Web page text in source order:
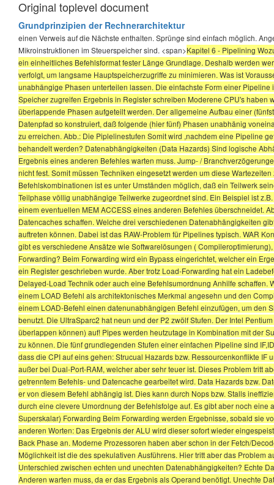
Original toplevel document
Grundprinzipien der Rechnerarchitektur
einen Verweis auf die Nächste enthalten. Sprünge sind einfach möglich.
Mikroinstruktionen im Steuerspeicher sind. <span>Kapitel 6 - Pipelining
ein einheitliches Befehlsformat fester Länge Grundlage. Deshalb werden
verfolgt, um langsame Hauptspeicherzugriffe zu minimieren. Was ist
unabhängige Phasen unterteilen lassen. Die einfachste Form einer
Speicher zugreifen Ergebnis in Register schreiben Moderene CPU's
überlappende Phasen aufgeteilt werden. Der allgemeine Aufbau einer
Datenpfad so konstruiert, daß folgende (hier fünf) Phasen unabhänig
zu erreichen. Abb.: Die Piplelinestufen Somit wird ,nachdem eine Pipeline
behandelt werden? Datenabhängigkeiten (Data Hazards) Sind logische
Ergebnis eines anderen Befehles warten muss. Jump- /
nicht fest. Somit müssen Techniken eingesetzt werden um diese
Befehlskombinationen ist es unter Umständen möglich, daß ein Teilwerk
Teilphase völlig unabhängige Teilwerke zugeordnet sind. Ein Beispiel ist
einem eventuellen MEM ACCESS eines anderen Befehles überschneidet.
Datencaches schaffen. Welche drei verschiedenen Datenabhängigkeiten
auftreten können. Dabei ist das RAW-Problem für Pipelines typisch. WAR
gibt es verschiedene Ansätze wie Softwarelösungen (
Forwarding? Beim Forwarding wird ein Bypass eingerichtet, welcher ein
ein Register geschrieben wurde. Aber trotz Load-Forwarding hat ein
Delayed-Load Technik oder auch eine Befehlsumordnung Anhilfe
einem LOAD Befehl als architektonisches Merkmal angesehn und den
einem LOAD-Befehl einen datenunabhängigen Befehl einzufügen, um den
benutzt. Die UltraSparc2 hat neun und der P2 zwölf Stufen. Der Intel
überlappen können) auf! Pipes werden heutzutage in Kombination mit der
zu können. Die fünf grundlegenden Stufen einer einfachen Pipeline sind
dass die CPI auf eins gehen: Strucual Hazards bzw. Ressourcenkonflikte
außer bei Dual-Port-RAM, welcher aber sehr teuer ist. Dieses Problem tritt
getrenntem Befehls- und Datencache gearbeitet wird. Data Hazards bzw.
er von diesem Befehl abhängig ist. Dies kann durch Nops bzw. Stalls
durch eine clevere Umordnung der Befehlsfolge auf. Es gibt aber noch
Superskalar) Forwarding Beim Forwarding werden Ergebnisse, sobald sie
anderen Worten: Das Ergebnis der ALU wird dieser sofort wieder
Back Phase an. Moderne Prozessoren haben aber schon in der Fetch/
Möglichkeit ist die des spekulativen Ausführens. Hier tritt aber das Problem
Unterschied zwischen echten und unechten Datenabhängigkeiten? Echte
Anderen warten muss, da er das Ergebnis als Operand benötigt. Unechte